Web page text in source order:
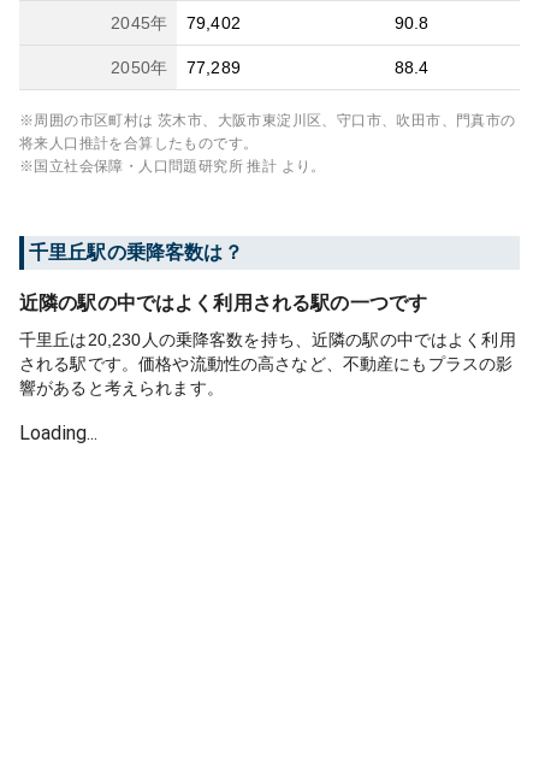
2045年 79,402 90.8
2050年 77,289 88.4
※周囲の市区町村は 茨木市、大阪市東淀川区、守口市、吹田市、門真市の
将来人口推計を合算したものです。
※国立社会保障・人口問題研究所 推計 より。
千里丘駅の乗降客数は？
近隣の駅の中ではよく利用される駅の一つです
千里丘は20,230人の乗降客数を持ち、近隣の駅の中ではよく利用
される駅です。価格や流動性の高さなど、不動産にもプラスの影
響があると考えられます。
Loading...